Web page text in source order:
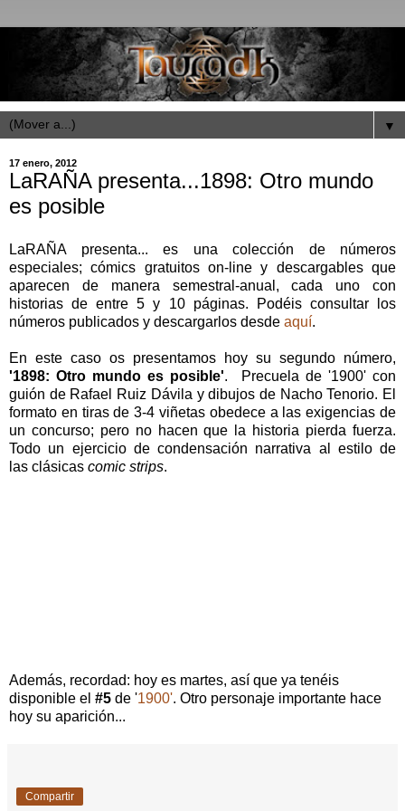
▼
17 enero, 2012
LaRAÑA presenta...1898: Otro mundo
es posible
LaRAÑA presenta... es una colección de números
especiales; cómics gratuitos on-line y descargables que
aparecen de manera semestral-anual, cada uno con
historias de entre 5 y 10 páginas. Podéis consultar los
números publicados y descargarlos desde aquí.
En este caso os presentamos hoy su segundo número,
'1898: Otro mundo es posible'. Precuela de '1900' con
guión de Rafael Ruiz Dávila y dibujos de Nacho Tenorio. El
formato en tiras de 3-4 viñetas obedece a las exigencias de
un concurso; pero no hacen que la historia pierda fuerza.
Todo un ejercicio de condensación narrativa al estilo de
las clásicas comic strips.
Además, recordad: hoy es martes, así que ya tenéis
disponible el #5 de '1900'. Otro personaje importante hace
hoy su aparición...
Compartir